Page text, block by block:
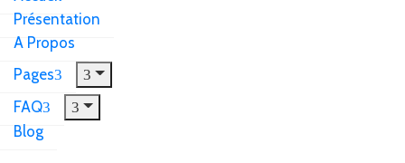
Présentation
A Propos
Pages
FAQ
Blog